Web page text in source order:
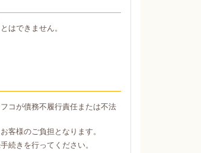
はできません。
コが債務不履行責任または不法
客様のご負担となります。
続きを行ってください。